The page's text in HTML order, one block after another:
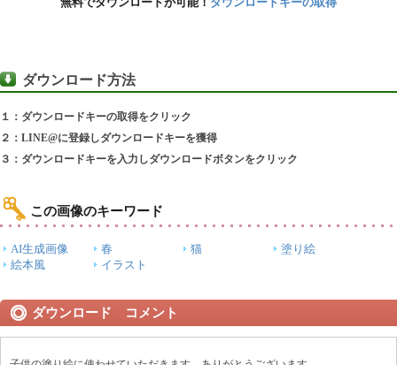
ダウンロード方法
１：ダウンロードキーの取得をクリック
２：LINE@に登録しダウンロードキーを獲得
３：ダウンロードキーを入力しダウンロードボタンをクリック
この画像のキーワード
AI生成画像 春 猫
塗り絵
絵本風
イラスト
ダウンロード コメント